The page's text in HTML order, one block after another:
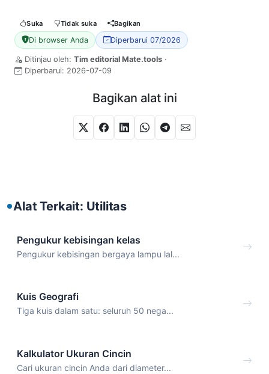
Suka Tidak suka Bagikan
Di browser Anda Diperbarui 07/2026
Ditinjau oleh: Tim editorial Mate.tools ·
Diperbarui: 2026-07-09
Bagikan alat ini
Alat Terkait: Utilitas
Pengukur kebisingan kelas
Pengukur kebisingan bergaya lampu lal...
Kuis Geografi
Tiga kuis dalam satu: seluruh 50 nega...
Kalkulator Ukuran Cincin
Cari ukuran cincin Anda dari diameter...